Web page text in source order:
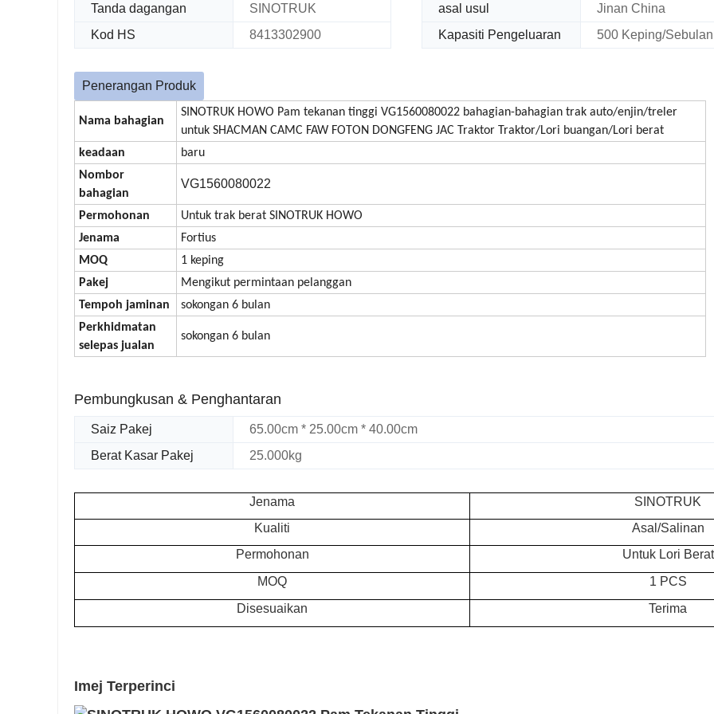
Tanda dagangan
SINOTRUK asal usul
Jinan China
Kod HS
8413302900 Kapasiti Pengeluaran 500 Keping/Sebulan
Penerangan Produk
Nama bahagian
SINOTRUK HOWO Pam tekanan tinggi VG1560080022 bahagian-bahagian trak auto/enjin/treler
untuk SHACMAN CAMC FAW FOTON DONGFENG JAC Traktor Traktor/Lori buangan/Lori berat
keadaan
baru
Nombor
bahagian
VG1560080022
Permohonan
Untuk trak berat SINOTRUK HOWO
Jenama
Fortius
MOQ
1 keping
Pakej
Mengikut permintaan pelanggan
Tempoh jaminan
sokongan 6 bulan
Perkhidmatan
selepas jualan
sokongan 6 bulan
Pembungkusan & Penghantaran
Saiz Pakej
65.00cm * 25.00cm * 40.00cm
Berat Kasar Pakej
25.000kg
Jenama
SINOTRUK
Kualiti
Asal/Salinan
Permohonan
Untuk Lori Berat
MOQ
1 PCS
Disesuaikan
Terima
Imej Terperinci